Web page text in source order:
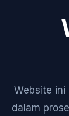
Website
dalam